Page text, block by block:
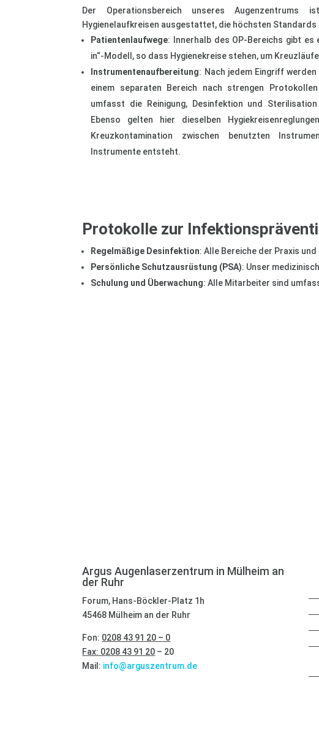
Der Operationsbereich unseres Augenzentrums
Hygienelaufkreisen ausgestattet, die höchsten Standards
Patientenlaufwege: Innerhalb des OP-Bereichs gibt es
in“-Modell, so dass Hygienekreise stehen, um
Instrumentenaufbereitung: Nach jedem Eingriff
einem separaten Bereich nach strengen
umfasst die Reinigung, Desinfektion und
Ebenso gelten hier dieselben
Kreuzkontamination zwischen benutzten
Instrumente entsteht.
Protokolle zur
Regelmäßige Desinfektion: Alle Bereiche der Praxis
Persönliche Schutzausrüstung (PSA): Unser
Schulung und Überwachung: Alle Mitarbeiter sind
Argus Augenlaserzentrum in Mülheim an
der Ruhr
Forum, Hans-Böckler-Platz 1h
45468 Mülheim an der Ruhr
Fon: 0208 43 91 20 – 0
Fax: 0208 43 91 20 – 20
Mail: info@arguszentrum.de